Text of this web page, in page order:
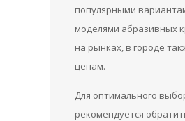
популярными
моделями абразивных
на рынках, в городе
ценам.
Для оптимального
рекомендуется